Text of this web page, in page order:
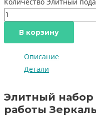
В корзину
Описание
Детали
Элитный
работы